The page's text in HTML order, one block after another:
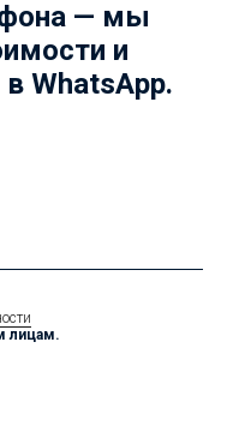
— мы
и
WhatsApp.
лицам.